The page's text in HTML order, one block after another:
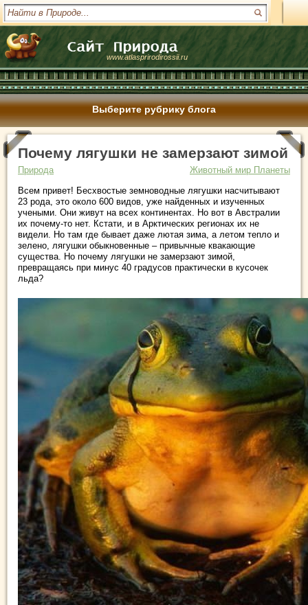
www.atlasprirodirossii.ru
Выберите рубрику блога
Почему лягушки не замерзают зимой
Природа
Животный мир Планеты
Всем привет! Бесхвостые земноводные лягушки насчитывают
23 рода, это около 600 видов, уже найденных и изученных
учеными. Они живут на всех континентах. Но вот в Австралии
их почему-то нет. Кстати, и в Арктических регионах их не
видели. Но там где бывает даже лютая зима, а летом тепло и
зелено, лягушки обыкновенные – привычные квакающие
существа. Но почему лягушки не замерзают зимой,
превращаясь при минус 40 градусов практически в кусочек
льда?